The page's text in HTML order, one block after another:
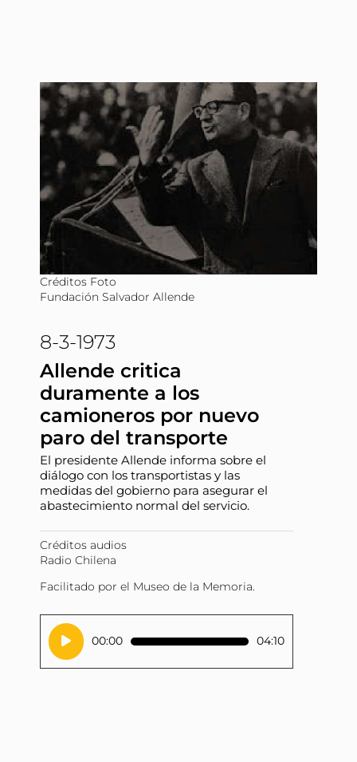
8-3-1973
Allende critica
duramente a los
camioneros por nuevo
paro del transporte
El presidente Allende informa sobre el
diálogo con los transportistas y las
medidas del gobierno para asegurar el
abastecimiento normal del servicio.
Créditos audios
Radio Chilena
Facilitado por el Museo de la Memoria.
Reproductor
de
audio
00:00 04:10
Créditos Foto
Fundación Salvador Allende